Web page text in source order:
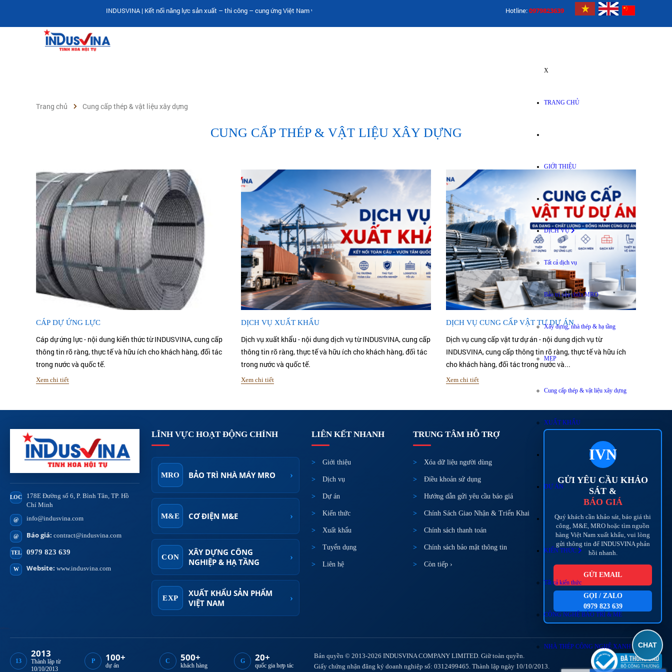
INDUSVINA | Kết nối năng lực sản xuất – thi công – cung ứng Việt Nam với khách hàng toàn cầu. Hotline:0979823639
X
TRANG CHỦ
GIỚI THIỆU
DỊCH VỤ
Tất cả dịch vụ
Bảo trì sửa chữa MRO
Xây dựng, nhà thép & hạ tầng
MEP
Cung cấp thép & vật liệu xây dựng
XUẤT KHẨU
DỰ ÁN
KIẾN THỨC
Tất cả kiến thức
CÔNG NGHỆ BẢO TRÌ & ME
NHÀ THÉP CÔNG NGHỆ XANH
Trang chủ Cung cấp thép & vật liệu xây dựng
CUNG CẤP THÉP & VẬT LIỆU XÂY DỰNG
CÁP DỰ ỨNG LỰC
Cáp dự ứng lực - nội dung kiến thức từ INDUSVINA, cung cấp
thông tin rõ ràng, thực tế và hữu ích cho khách hàng, đối tác
trong nước và quốc tế.
Xem chi tiết
DỊCH VỤ XUẤT KHẨU
Dịch vụ xuất khẩu - nội dung dịch vụ từ INDUSVINA, cung cấp
thông tin rõ ràng, thực tế và hữu ích cho khách hàng, đối tác
trong nước và quốc tế.
Xem chi tiết
DỊCH VỤ CUNG CẤP VẬT TƯ DỰ ÁN
Dịch vụ cung cấp vật tư dự án - nội dung dịch vụ từ
INDUSVINA, cung cấp thông tin rõ ràng, thực tế và hữu ích
cho khách hàng, đối tác trong nước và...
Xem chi tiết
LOC
178E Đường số 6, P. Bình Tân, TP. Hồ
Chí Minh
@ info@indusvina.com
@ Báo giá: contract@indusvina.com
TEL 0979 823 639
W Website: www.indusvina.com
LĨNH VỰC HOẠT ĐỘNG CHÍNH
MRO BẢO TRÌ NHÀ MÁY MRO ›
M&E CƠ ĐIỆN M&E ›
CON
XÂY DỰNG CÔNG
NGHIỆP & HẠ TẦNG
›
EXP
XUẤT KHẨU SẢN PHẨM
VIỆT NAM
›
LIÊN KẾT NHANH
Giới thiệu
Dịch vụ
Dự án
Kiến thức
Xuất khẩu
Tuyển dụng
Liên hệ
TRUNG TÂM HỖ TRỢ
Xóa dữ liệu người dùng
Điều khoản sử dụng
Hướng dẫn gửi yêu cầu báo giá
Chính Sách Giao Nhận & Triển Khai
Chính sách thanh toán
Chính sách bảo mật thông tin
Còn tiếp ›
IVN
GỬI YÊU CẦU KHẢO
SÁT &
BÁO GIÁ
Quý khách cần khảo sát, báo giá thi
công, M&E, MRO hoặc tìm nguồn
hàng Việt Nam xuất khẩu, vui lòng
gửi thông tin để INDUSVINA phản
hồi nhanh.
GỬI EMAIL
GỌI / ZALO
0979 823 639
13
2013
Thành lập từ
10/10/2013
P 100+
dự án
C 500+
khách hàng
G 20+
quốc gia hợp tác
Bản quyền © 2013-2026 INDUSVINA COMPANY LIMITED. Giữ toàn quyền.
Giấy chứng nhận đăng ký doanh nghiệp số: 0312499465. Thành lập ngày 10/10/2013.
CHAT